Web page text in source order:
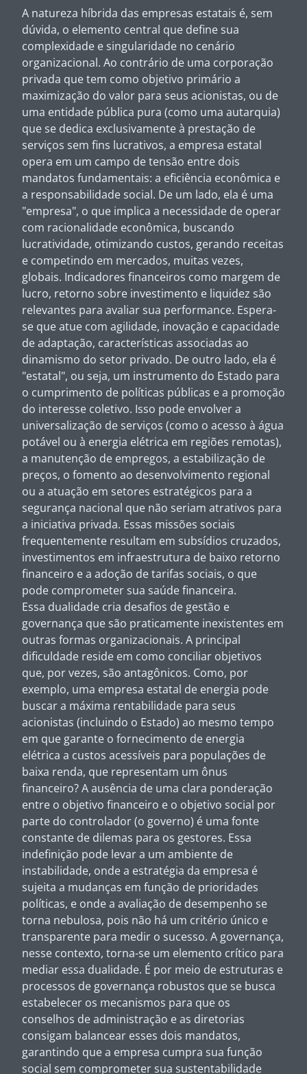
A natureza híbrida das empresas estatais é, sem
dúvida, o elemento central que define sua
complexidade e singularidade no cenário
organizacional. Ao contrário de uma corporação
privada que tem como objetivo primário a
maximização do valor para seus acionistas, ou de
uma entidade pública pura (como uma autarquia)
que se dedica exclusivamente à prestação de
serviços sem fins lucrativos, a empresa estatal
opera em um campo de tensão entre dois
mandatos fundamentais: a eficiência econômica e
a responsabilidade social. De um lado, ela é uma
"empresa", o que implica a necessidade de operar
com racionalidade econômica, buscando
lucratividade, otimizando custos, gerando receitas
e competindo em mercados, muitas vezes,
globais. Indicadores financeiros como margem de
lucro, retorno sobre investimento e liquidez são
relevantes para avaliar sua performance. Espera-
se que atue com agilidade, inovação e capacidade
de adaptação, características associadas ao
dinamismo do setor privado. De outro lado, ela é
"estatal", ou seja, um instrumento do Estado para
o cumprimento de políticas públicas e a promoção
do interesse coletivo. Isso pode envolver a
universalização de serviços (como o acesso à água
potável ou à energia elétrica em regiões remotas),
a manutenção de empregos, a estabilização de
preços, o fomento ao desenvolvimento regional
ou a atuação em setores estratégicos para a
segurança nacional que não seriam atrativos para
a iniciativa privada. Essas missões sociais
frequentemente resultam em subsídios cruzados,
investimentos em infraestrutura de baixo retorno
financeiro e a adoção de tarifas sociais, o que
pode comprometer sua saúde financeira.
Essa dualidade cria desafios de gestão e
governança que são praticamente inexistentes em
outras formas organizacionais. A principal
dificuldade reside em como conciliar objetivos
que, por vezes, são antagônicos. Como, por
exemplo, uma empresa estatal de energia pode
buscar a máxima rentabilidade para seus
acionistas (incluindo o Estado) ao mesmo tempo
em que garante o fornecimento de energia
elétrica a custos acessíveis para populações de
baixa renda, que representam um ônus
financeiro? A ausência de uma clara ponderação
entre o objetivo financeiro e o objetivo social por
parte do controlador (o governo) é uma fonte
constante de dilemas para os gestores. Essa
indefinição pode levar a um ambiente de
instabilidade, onde a estratégia da empresa é
sujeita a mudanças em função de prioridades
políticas, e onde a avaliação de desempenho se
torna nebulosa, pois não há um critério único e
transparente para medir o sucesso. A governança,
nesse contexto, torna-se um elemento crítico para
mediar essa dualidade. É por meio de estruturas e
processos de governança robustos que se busca
estabelecer os mecanismos para que os
conselhos de administração e as diretorias
consigam balancear esses dois mandatos,
garantindo que a empresa cumpra sua função
social sem comprometer sua sustentabilidade